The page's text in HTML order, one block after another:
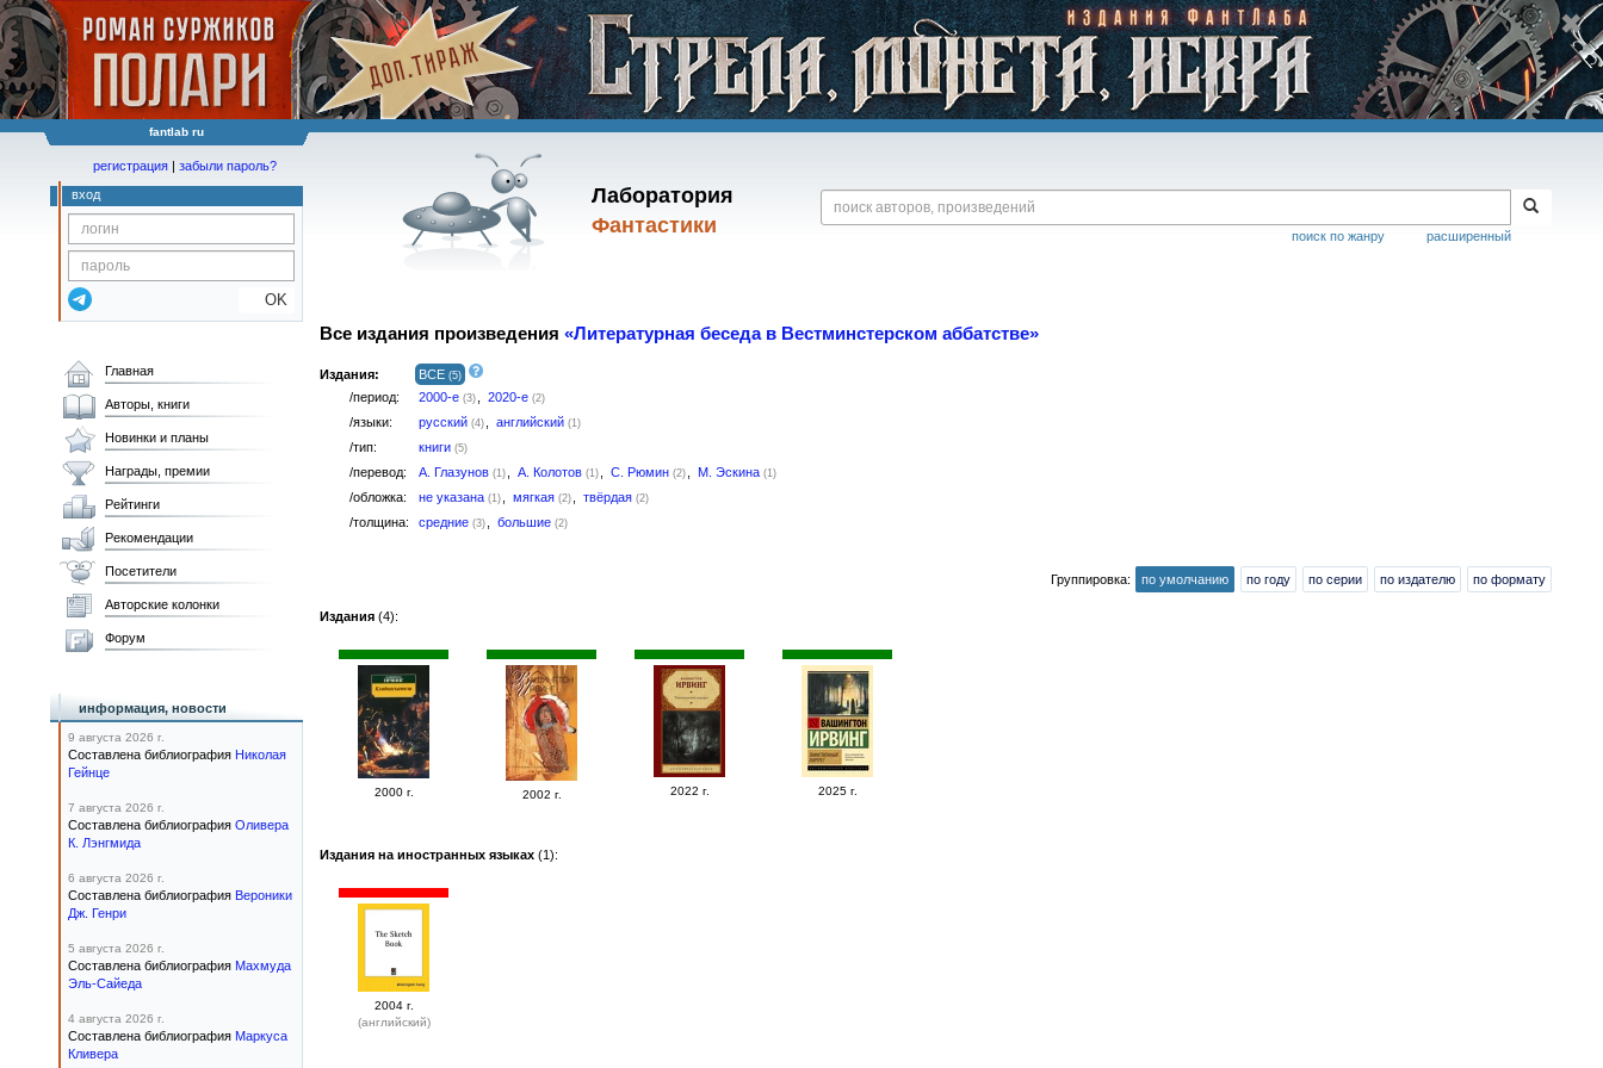
fantlab ru
Лаборатория
Фантастики
расширенный
поиск по жанру
регистрация | забыли пароль?
вход
OK
Все издания произведения «Литературная беседа в Вестминстерском аббатстве»
Издания: ВСЕ (5)
/период: 2000-е (3) 2020-е (2)
/языки: русский (4) английский (1)
/тип: книги (5)
/перевод: А. Глазунов (1) А. Колотов (1) С. Рюмин (2) М. Эскина (1)
/обложка: не указана (1) мягкая (2) твёрдая (2)
/толщина: средние (3) большие (2)
Группировка: по умолчанию по году по серии по издателю по формату
Издания (4):
2000 г. 2002 г. 2022 г. 2025 г.
Издания на иностранных языках (1):
2004 г.
(английский)
Главная
Авторы, книги
Новинки и планы
Награды, премии
Рейтинги
Рекомендации
Посетители
Авторские колонки
Форум
информация, новости
9 августа 2026 г.
Составлена библиография Николая
Гейнце
7 августа 2026 г.
Составлена библиография Оливера
К. Лэнгмида
6 августа 2026 г.
Составлена библиография Вероники
Дж. Генри
5 августа 2026 г.
Составлена библиография Махмуда
Эль-Сайеда
4 августа 2026 г.
Составлена библиография Маркуса
Кливера